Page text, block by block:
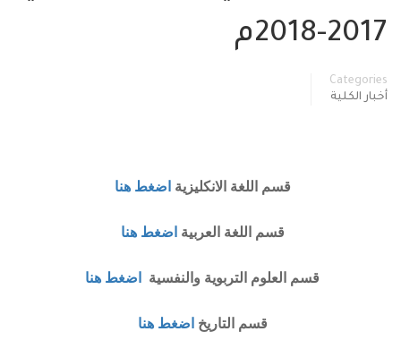
2017-2018م
Categories
أخبار الكلية
قسم اللغة الانكليزية اضغط هنا
قسم اللغة العربية اضغط هنا
قسم العلوم التربوية والنفسية اضغط هنا
قسم التاريخ اضغط هنا